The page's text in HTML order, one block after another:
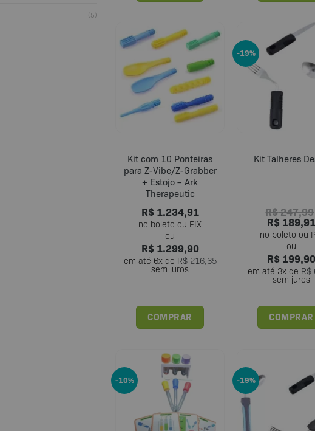
(5)
Kit com 10 Ponteiras
para Z-Vibe/Z-Grabber
+ Estojo – Ark
Therapeutic
R$1.234,91
R$1.299,90
em até 6x de R$216,65
sem juros
COMPRAR
-19%
Kit Talheres
R$247,99
R$ 189,91
R$ 199,90
em até 3x de R$
sem juros
COMPRAR
-10% -19%